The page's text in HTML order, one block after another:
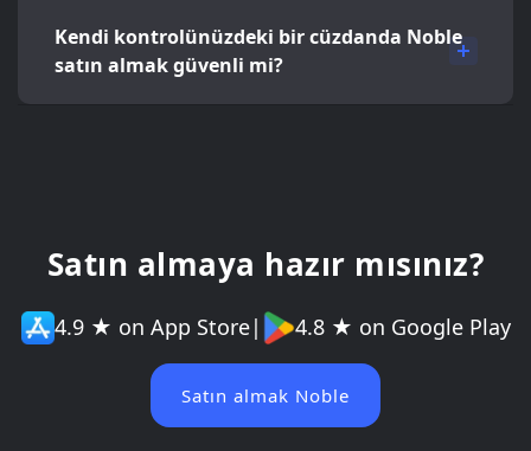
Kendi kontrolünüzdeki bir cüzdanda Noble
satın almak güvenli mi?
Satın almaya hazır mısınız?
4.9 ★ on App Store| 4.8 ★ on Google Play
Satın almak Noble